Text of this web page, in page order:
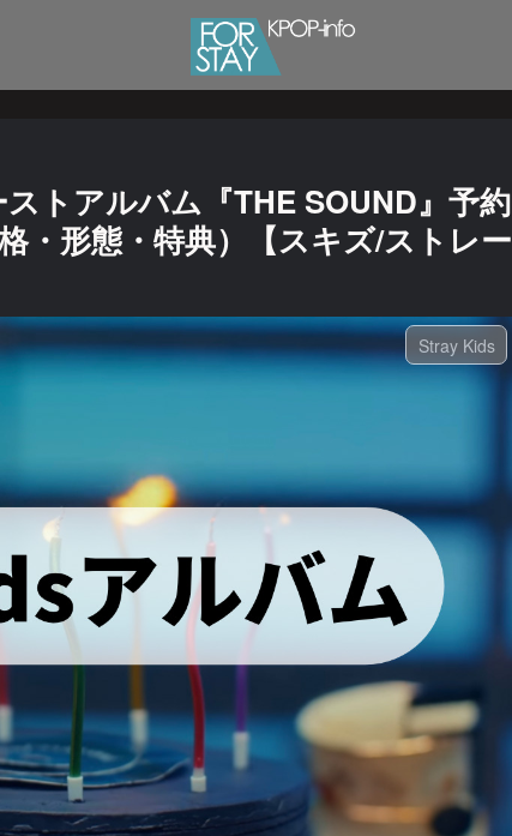
トアルバム『THE SOUND』予約
・形態・特典）【スキズ/ストレー
Stray Kids